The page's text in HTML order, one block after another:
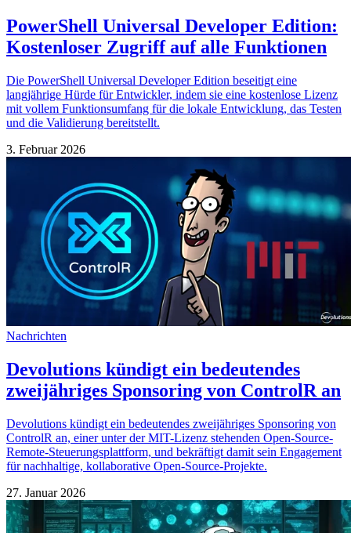
PowerShell Universal Developer Edition:
Kostenloser Zugriff auf alle Funktionen
Die PowerShell Universal Developer Edition beseitigt eine
langjährige Hürde für Entwickler, indem sie eine kostenlose Lizenz
mit vollem Funktionsumfang für die lokale Entwicklung, das Testen
und die Validierung bereitstellt.
3. Februar 2026
Nachrichten
Devolutions kündigt ein bedeutendes
zweijähriges Sponsoring von ControlR an
Devolutions kündigt ein bedeutendes zweijähriges Sponsoring von
ControlR an, einer unter der MIT-Lizenz stehenden Open-Source-
Remote-Steuerungsplattform, und bekräftigt damit sein Engagement
für nachhaltige, kollaborative Open-Source-Projekte.
27. Januar 2026